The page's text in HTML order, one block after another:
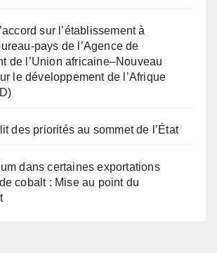
sur l’établissement à
pays de l’Agence de
de l’Union africaine–Nouveau
le développement de l’Afrique
des priorités au sommet de l’État
dans certaines exportations
cobalt : Mise au point du